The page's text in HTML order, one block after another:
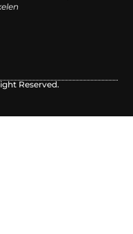
Reserved.